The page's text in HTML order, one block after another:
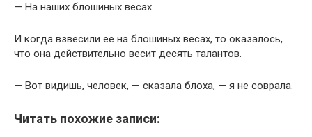
— На наших блошиных весах.
И когда взвесили ее на блошиных весах, то оказалось,
что она действительно весит десять талантов.
— Вот видишь, человек, — сказала блоха, — я не соврала.
Читать похожие записи: